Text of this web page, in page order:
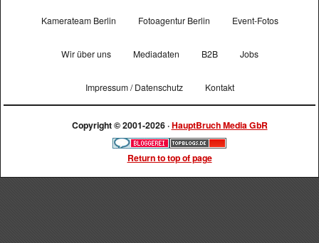
Kamerateam Berlin Fotoagentur Berlin Event-Fotos
Wir über uns Mediadaten B2B Jobs
Impressum / Datenschutz Kontakt
Copyright © 2001-2026 ·HauptBruch Media GbR
Return to top of page